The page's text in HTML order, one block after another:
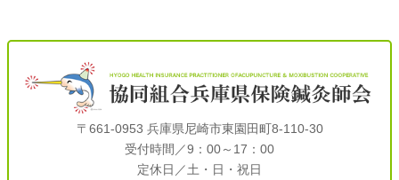
〒661-0953 兵庫県尼崎市東園田町8-110-30
受付時間／9：00～17：00
定休日／土・日・祝日